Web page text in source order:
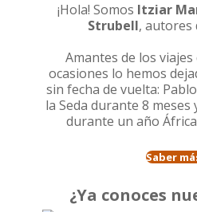
¡Hola! Somos Itziar
Strubell, autores
Amantes de los
ocasiones lo hemos
sin fecha de vuelta:
la Seda durante 8 meses
durante un año
Saber
¿Ya conoces